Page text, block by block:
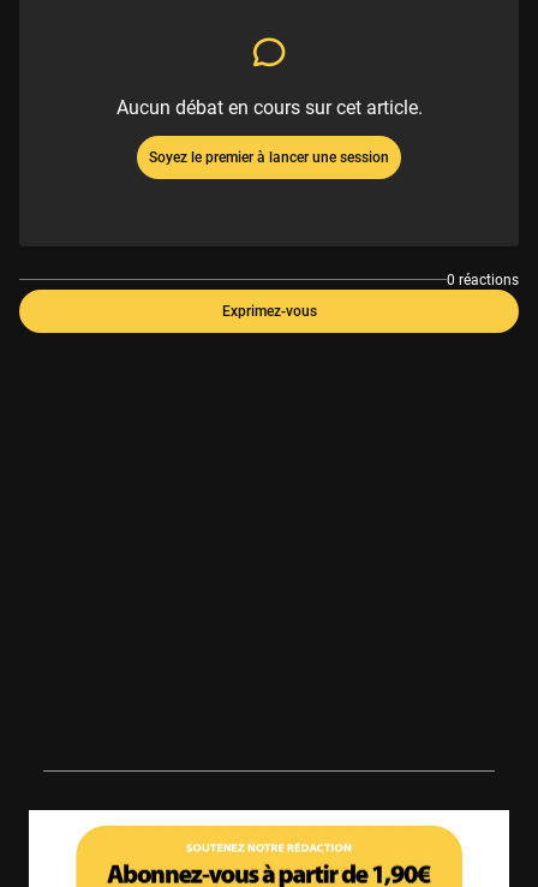
Aucun débat en cours sur cet article.
Soyez le premier à lancer une session
0 réactions
Exprimez-vous